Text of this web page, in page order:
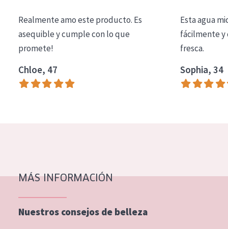
Essentials
Lift+
Expert
Piel madura
Piel menopáusica
Realmente amo este producto. Es
asequible y cumple con lo que
promete!
Chloe, 47
Esta agua
fácilmente y
fresca.
Sophia, 34
MÁS INFORMACIÓN
Nuestros consejos de belleza